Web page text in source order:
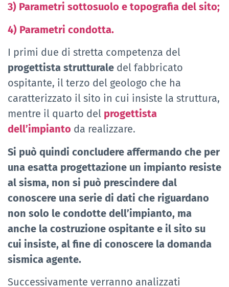
3) Parametri sottosuolo e topografia del sito;
4) Parametri condotta.
I primi due di stretta competenza del
progettista strutturale del fabbricato
ospitante, il terzo del geologo che ha
caratterizzato il sito in cui insiste la struttura,
mentre il quarto del progettista
dell’impianto da realizzare.
Si può quindi concludere affermando che per
una esatta progettazione un impianto resiste
al sisma, non si può prescindere dal
conoscere una serie di dati che riguardano
non solo le condotte dell’impianto, ma
anche la costruzione ospitante e il sito su
cui insiste, al fine di conoscere la domanda
sismica agente.
Successivamente verranno analizzati